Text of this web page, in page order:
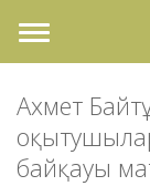
Toggle
navigation
Ахмет
байқауы